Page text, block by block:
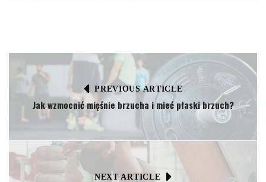
PREVIOUS ARTICLE
Jak wzmocnić mięśnie brzucha i mieć płaski brzuch?
NEXT ARTICLE